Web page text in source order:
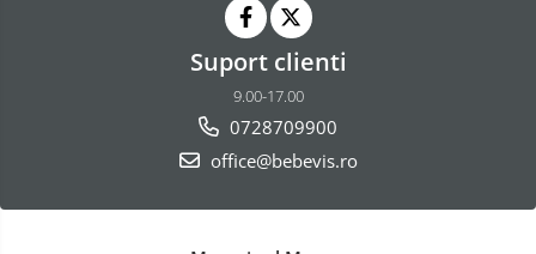
Suport clienti
9.00-17.00
0728709900
office@bebevis.ro